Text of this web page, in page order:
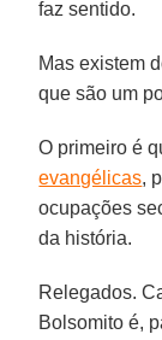
faz sentido.
Mas existem
que são um
O primeiro é
evangélicas,
ocupações
da história.
Relegados.
Bolsomito é,